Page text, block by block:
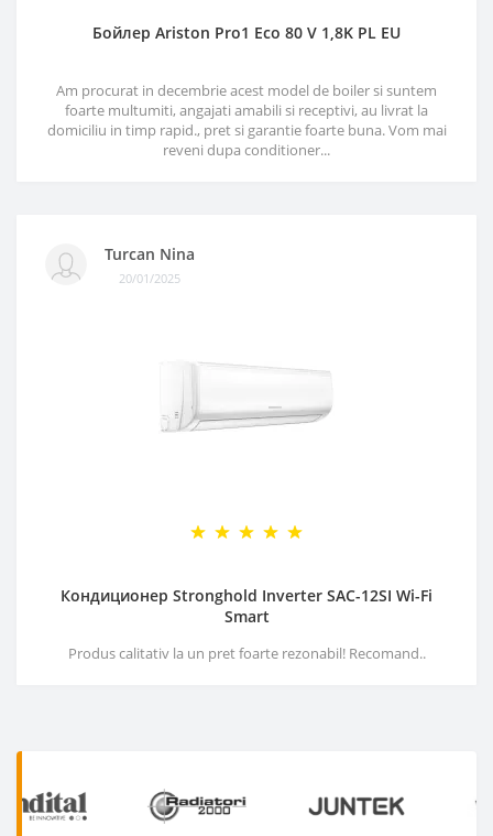
Бойлер Ariston Pro1 Eco 80 V 1,8K PL EU
Am procurat in decembrie acest model de boiler si suntem
foarte multumiti, angajati amabili si receptivi, au livrat la
domiciliu in timp rapid., pret si garantie foarte buna. Vom mai
reveni dupa conditioner...
Turcan Nina
20/01/2025
Кондиционер Stronghold Inverter SAC-12SI Wi-Fi
Smart
Produs calitativ la un pret foarte rezonabil! Recomand..